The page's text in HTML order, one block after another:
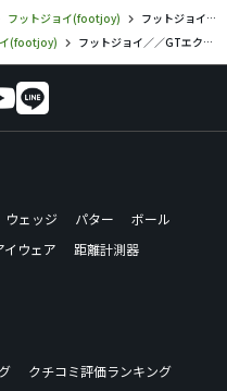
フットジョイ(footjoy)
フットジョイ／／GTエクストリーム（2023）の口コミ評価
(footjoy) フットジョイ／／GTエクストリーム（2023）の口コミ評価
ウェッジ パター
ボール
イウェア
距離計測器
クチコミ評価ランキング